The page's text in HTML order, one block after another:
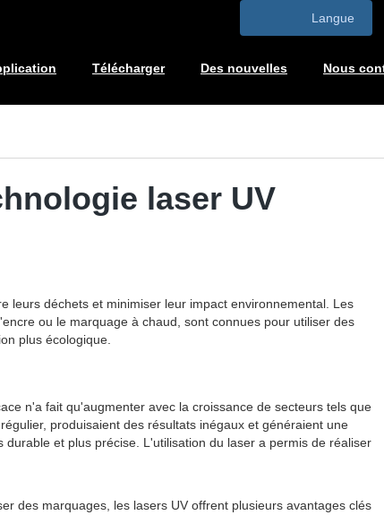
Langue
Télécharger Des nouvelles Nous
laser UV
leurs déchets et minimiser leur impact environnemental. Les
ou le marquage à chaud, sont connues pour utiliser des
plus écologique.
n'a fait qu'augmenter avec la croissance de secteurs tels que
produisaient des résultats inégaux et généraient une
et plus précise. L'utilisation du laser a permis de réaliser
des marquages, les lasers UV offrent plusieurs avantages clés